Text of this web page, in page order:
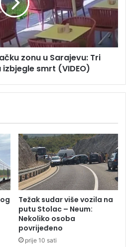
zonu u Sarajevu: Tri
smrt (VIDEO)
Težak sudar više vozila na
putu Stolac – Neum:
Nekoliko osoba
povrijeđeno
prije 10 sati